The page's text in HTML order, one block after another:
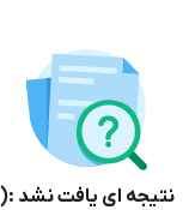
نتیجه ای یافت نشد :(